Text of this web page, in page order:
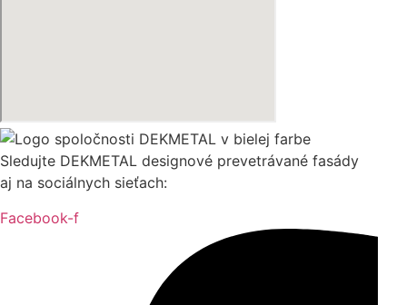
Sledujte DEKMETAL designové prevetrávané fasády
aj na sociálnych sieťach:
Facebook-f